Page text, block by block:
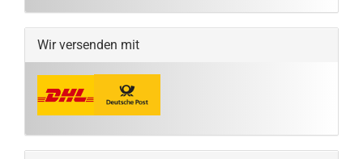
Wir versenden mit